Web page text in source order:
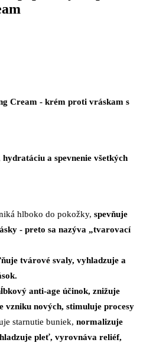
Cream - krém proti vráskam s
hydratáciu a spevnenie všetkých
hlboko do pokožky, spevňuje
- preto sa nazýva „tvarovací
tvárové svaly, vyhladzuje a
anti-age účinok, znižuje
nových, stimuluje procesy
starnutie buniek, normalizuje
pleť, vyrovnáva reliéf,